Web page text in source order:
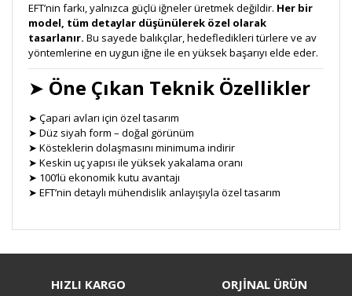
EFT’nin farkı, yalnızca güçlü iğneler üretmek değildir. Her bir
model, tüm detaylar düşünülerek özel olarak
tasarlanır. Bu sayede balıkçılar, hedefledikleri türlere ve av
yöntemlerine en uygun iğne ile en yüksek başarıyı elde eder.
➤ Öne Çıkan Teknik Özellikler
➤ Çapari avları için özel tasarım
➤ Düz siyah form – doğal görünüm
➤ Kösteklerin dolaşmasını minimuma indirir
➤ Keskin uç yapısı ile yüksek yakalama oranı
➤ 100’lü ekonomik kutu avantajı
➤ EFT’nin detaylı mühendislik anlayışıyla özel tasarım
HIZLI KARGO ORJİNAL ÜRÜN